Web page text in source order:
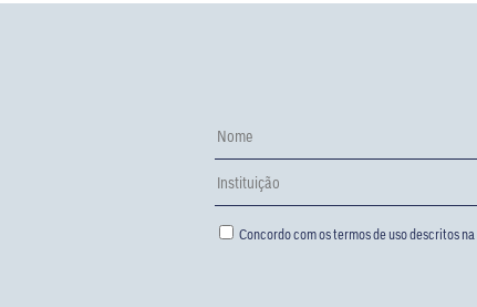
Concordo com os termos de uso descritos na